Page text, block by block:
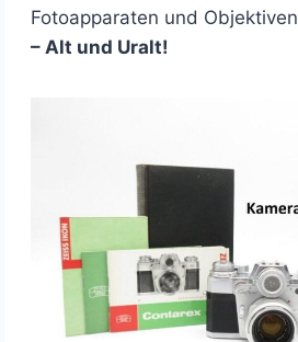
Fotoapparaten und Objektiven
– Alt und Uralt!